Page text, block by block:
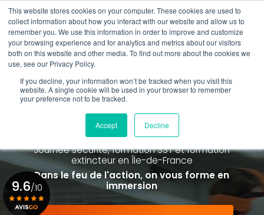
This website stores cookies on your computer. These cookies are used to
collect information about how you interact with our website and allow us to
remember you. We use this information in order to improve and customize
your browsing experience and for analytics and metrics about our visitors
both on this website and other media. To find out more about the cookies we
use, see our Privacy Policy.
If you decline, your information won’t be tracked when you visit this
website. A single cookie will be used in your browser to remember
your preference not to be tracked.
Accept Decline
Aller
au
contenu
principal
01 84 20 18 48
Rappel gratuit
Spécialiste de la formation SST et
de la Formation Incendie
à Paris La Défense depuis 2015
Journée sécurité, formation SST et formation
extincteuren Île-de-France
Dans le feu de l'action, on vous forme en
immersion
9.6/10